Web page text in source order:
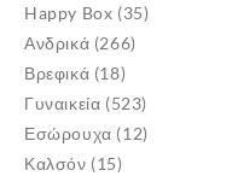
Happy Box (35)
Ανδρικά (266)
Βρεφικά (18)
Γυναικεία (523)
Εσώρουχα (12)
Καλσόν (15)